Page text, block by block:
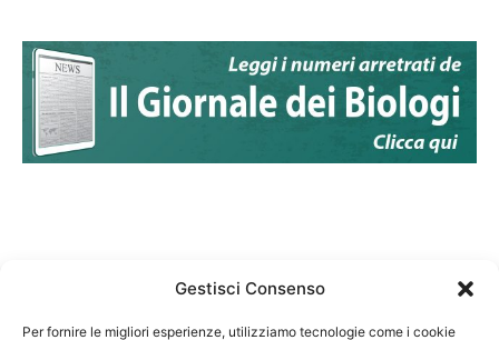
Gestisci Consenso
Per fornire le migliori esperienze, utilizziamo tecnologie come i cookie